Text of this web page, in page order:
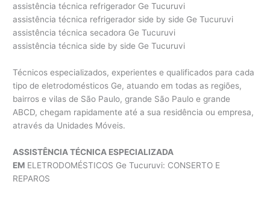
assistência técnica refrigerador Ge Tucuruvi
assistência técnica refrigerador side by side Ge Tucuruvi
assistência técnica secadora Ge Tucuruvi
assistência técnica side by side Ge Tucuruvi
Técnicos especializados, experientes e qualificados para cada
tipo de eletrodomésticos Ge, atuando em todas as regiões,
bairros e vilas de São Paulo, grande São Paulo e grande
ABCD, chegam rapidamente até a sua residência ou empresa,
através da Unidades Móveis.
ASSISTÊNCIA TÉCNICA ESPECIALIZADA
EM ELETRODOMÉSTICOS Ge Tucuruvi: CONSERTO E
REPAROS